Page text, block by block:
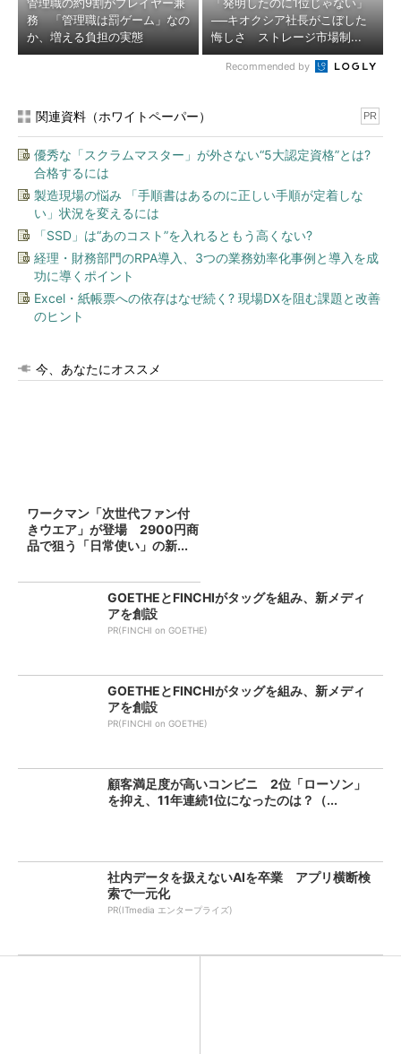
務 「管理職は罰ゲーム」なの
か、増える負担の実態
──キオクシア社長がこぼした
悔しさ ストレージ市場制...
Recommended by
関連資料（ホワイトペーパー） PR
優秀な「スクラムマスター」が外さない“5大認定資格”とは?
合格するには
製造現場の悩み 「手順書はあるのに正しい手順が定着しな
い」状況を変えるには
「SSD」は“あのコスト”を入れるともう高くない?
経理・財務部門のRPA導入、3つの業務効率化事例と導入を成
功に導くポイント
Excel・紙帳票への依存はなぜ続く? 現場DXを阻む課題と改善
のヒント
今、あなたにオススメ
ワークマン「次世代ファン付
きウエア」が登場 2900円商
品で狙う「日常使い」の新...
GOETHEとFINCHIがタッグを組み、新メディ
アを創設
PR(FINCHI on GOETHE)
GOETHEとFINCHIがタッグを組み、新メディ
アを創設
PR(FINCHI on GOETHE)
顧客満足度が高いコンビニ 2位「ローソン」
を抑え、11年連続1位になったのは？（...
社内データを扱えないAIを卒業 アプリ横断検
索で一元化
PR(ITmedia エンタープライズ)